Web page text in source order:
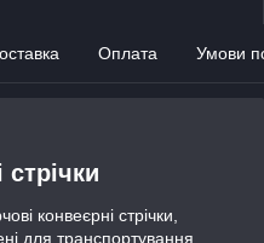
Оплата Умови
конвеєрні стрічки,
для транспортування